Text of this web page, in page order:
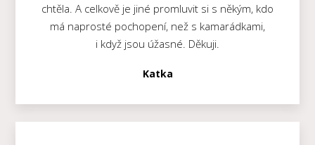
chtěla. A celkově je jiné promluvit si s někým, kdo
má naprosté pochopení, než s kamarádkami,
i když jsou úžasné. Děkuji.
Katka